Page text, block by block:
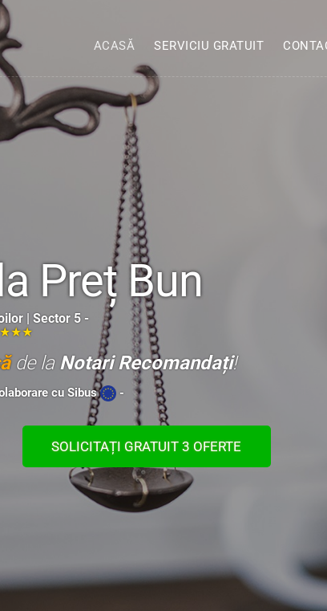
ACASĂ SERVICIU GRATUIT
Preț Bun
| Sector 5 -
de la Notari Recomandați!
cu Sibus -
SOLICITAȚI GRATUIT 3 OFERTE